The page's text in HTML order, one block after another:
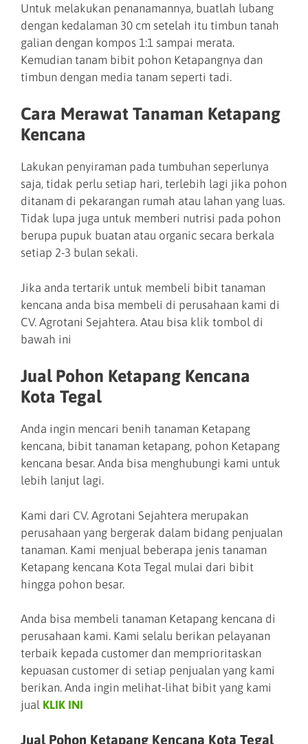
Untuk melakukan penanamannya, buatlah lubang
dengan kedalaman 30 cm setelah itu timbun tanah
galian dengan kompos 1:1 sampai merata.
Kemudian tanam bibit pohon Ketapangnya dan
timbun dengan media tanam seperti tadi.
Cara Merawat Tanaman Ketapang
Kencana
Lakukan penyiraman pada tumbuhan seperlunya
saja, tidak perlu setiap hari, terlebih lagi jika pohon
ditanam di pekarangan rumah atau lahan yang luas.
Tidak lupa juga untuk memberi nutrisi pada pohon
berupa pupuk buatan atau organic secara berkala
setiap 2-3 bulan sekali.
Jika anda tertarik untuk membeli bibit tanaman
kencana anda bisa membeli di perusahaan kami di
CV. Agrotani Sejahtera. Atau bisa klik tombol di
bawah ini
Jual Pohon Ketapang Kencana
Kota Tegal
Anda ingin mencari benih tanaman Ketapang
kencana, bibit tanaman ketapang, pohon Ketapang
kencana besar. Anda bisa menghubungi kami untuk
lebih lanjut lagi.
Kami dari CV. Agrotani Sejahtera merupakan
perusahaan yang bergerak dalam bidang penjualan
tanaman. Kami menjual beberapa jenis tanaman
Ketapang kencana Kota Tegal mulai dari bibit
hingga pohon besar.
Anda bisa membeli tanaman Ketapang kencana di
perusahaan kami. Kami selalu berikan pelayanan
terbaik kepada customer dan memprioritaskan
kepuasan customer di setiap penjualan yang kami
berikan. Anda ingin melihat-lihat bibit yang kami
jual KLIK INI
Jual Pohon Ketapang Kencana Kota Tegal